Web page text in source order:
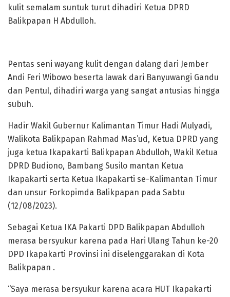
kulit semalam suntuk turut dihadiri Ketua DPRD
Balikpapan H Abdulloh.
Pentas seni wayang kulit dengan dalang dari Jember
Andi Feri Wibowo beserta lawak dari Banyuwangi Gandu
dan Pentul, dihadiri warga yang sangat antusias hingga
subuh.
Hadir Wakil Gubernur Kalimantan Timur Hadi Mulyadi,
Walikota Balikpapan Rahmad Mas’ud, Ketua DPRD yang
juga ketua Ikapakarti Balikpapan Abdulloh, Wakil Ketua
DPRD Budiono, Bambang Susilo mantan Ketua
Ikapakarti serta Ketua Ikapakarti se-Kalimantan Timur
dan unsur Forkopimda Balikpapan pada Sabtu
(12/08/2023).
Sebagai Ketua IKA Pakarti DPD Balikpapan Abdulloh
merasa bersyukur karena pada Hari Ulang Tahun ke-20
DPD Ikapakarti Provinsi ini diselenggarakan di Kota
Balikpapan .
“Saya merasa bersyukur karena acara HUT Ikapakarti